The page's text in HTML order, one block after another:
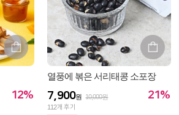
12%
열풍에 볶은 서리태콩 소포장
7,900원 10,000원
112개 후기
21%